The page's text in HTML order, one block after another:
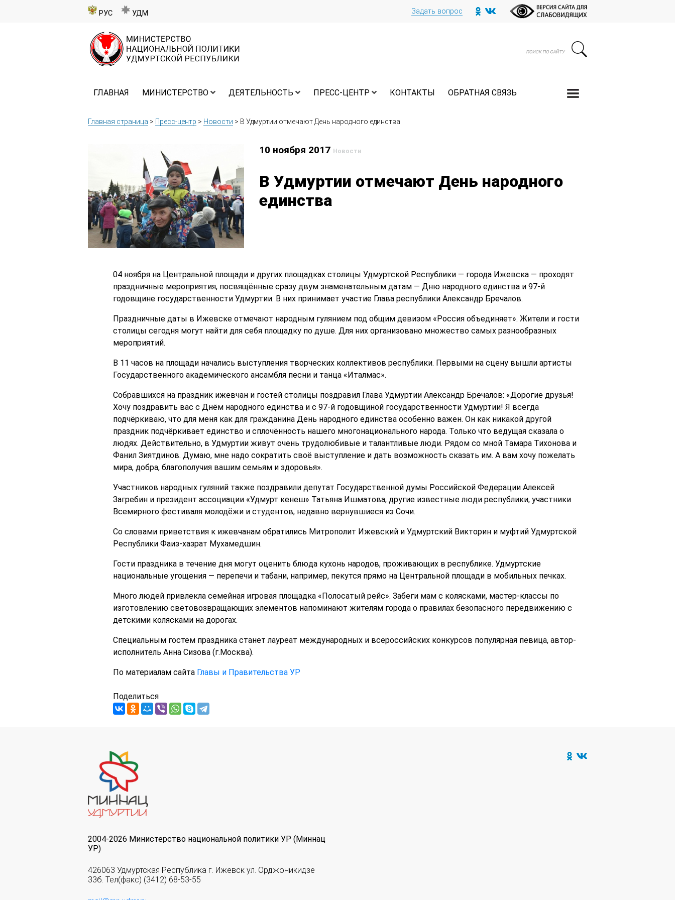
РУС УДМ Задать вопрос
ГЛАВНАЯ МИНИСТЕРСТВО ДЕЯТЕЛЬНОСТЬ ПРЕСС-ЦЕНТР КОНТАКТЫ ОБРАТНАЯ СВЯЗЬ
Главная страница > Пресс-центр > Новости > В Удмуртии отмечают День народного единства
10 ноября 2017 Новости
В Удмуртии отмечают День народного
единства
04 ноября на Центральной площади и других площадках столицы Удмуртской Республики — города Ижевска — проходят
праздничные мероприятия, посвящённые сразу двум знаменательным датам — Дню народного единства и 97-й
годовщине государственности Удмуртии. В них принимает участие Глава республики Александр Бречалов.
Праздничные даты в Ижевске отмечают народным гулянием под общим девизом «Россия объединяет». Жители и гости
столицы сегодня могут найти для себя площадку по душе. Для них организовано множество самых разнообразных
мероприятий.
В 11 часов на площади начались выступления творческих коллективов республики. Первыми на сцену вышли артисты
Государственного академического ансамбля песни и танца «Италмас».
Собравшихся на праздник ижевчан и гостей столицы поздравил Глава Удмуртии Александр Бречалов: «Дорогие друзья!
Хочу поздравить вас с Днём народного единства и с 97-й годовщиной государственности Удмуртии! Я всегда
подчёркиваю, что для меня как для гражданина День народного единства особенно важен. Он как никакой другой
праздник подчёркивает единство и сплочённость нашего многонационального народа. Только что ведущая сказала о
людях. Действительно, в Удмуртии живут очень трудолюбивые и талантливые люди. Рядом со мной Тамара Тихонова и
Фанил Зиятдинов. Думаю, мне надо сократить своё выступление и дать возможность сказать им. А вам хочу пожелать
мира, добра, благополучия вашим семьям и здоровья».
Участников народных гуляний также поздравили депутат Государственной думы Российской Федерации Алексей
Загребин и президент ассоциации «Удмурт кенеш» Татьяна Ишматова, другие известные люди республики, участники
Всемирного фестиваля молодёжи и студентов, недавно вернувшиеся из Сочи.
Со словами приветствия к ижевчанам обратились Митрополит Ижевский и Удмуртский Викторин и муфтий Удмуртской
Республики Фаиз-хазрат Мухамедшин.
Гости праздника в течение дня могут оценить блюда кухонь народов, проживающих в республике. Удмуртские
национальные угощения — перепечи и табани, например, пекутся прямо на Центральной площади в мобильных печках.
Много людей привлекла семейная игровая площадка «Полосатый рейс». Забеги мам с колясками, мастер-классы по
изготовлению световозвращающих элементов напоминают жителям города о правилах безопасного передвижению с
детскими колясками на дорогах.
Специальным гостем праздника станет лауреат международных и всероссийских конкурсов популярная певица, автор-
исполнитель Анна Сизова (г.Москва).
По материалам сайта Главы и Правительства УР
Поделиться
2004-2026 Министерство национальной политики УР (Миннац
УР)
426063 Удмуртская Республика г. Ижевск ул. Орджоникидзе
33б. Тел(факс) (3412) 68-53-55